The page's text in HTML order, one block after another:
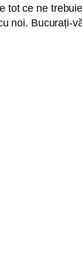
tot ce ne
noi. Bucurați-